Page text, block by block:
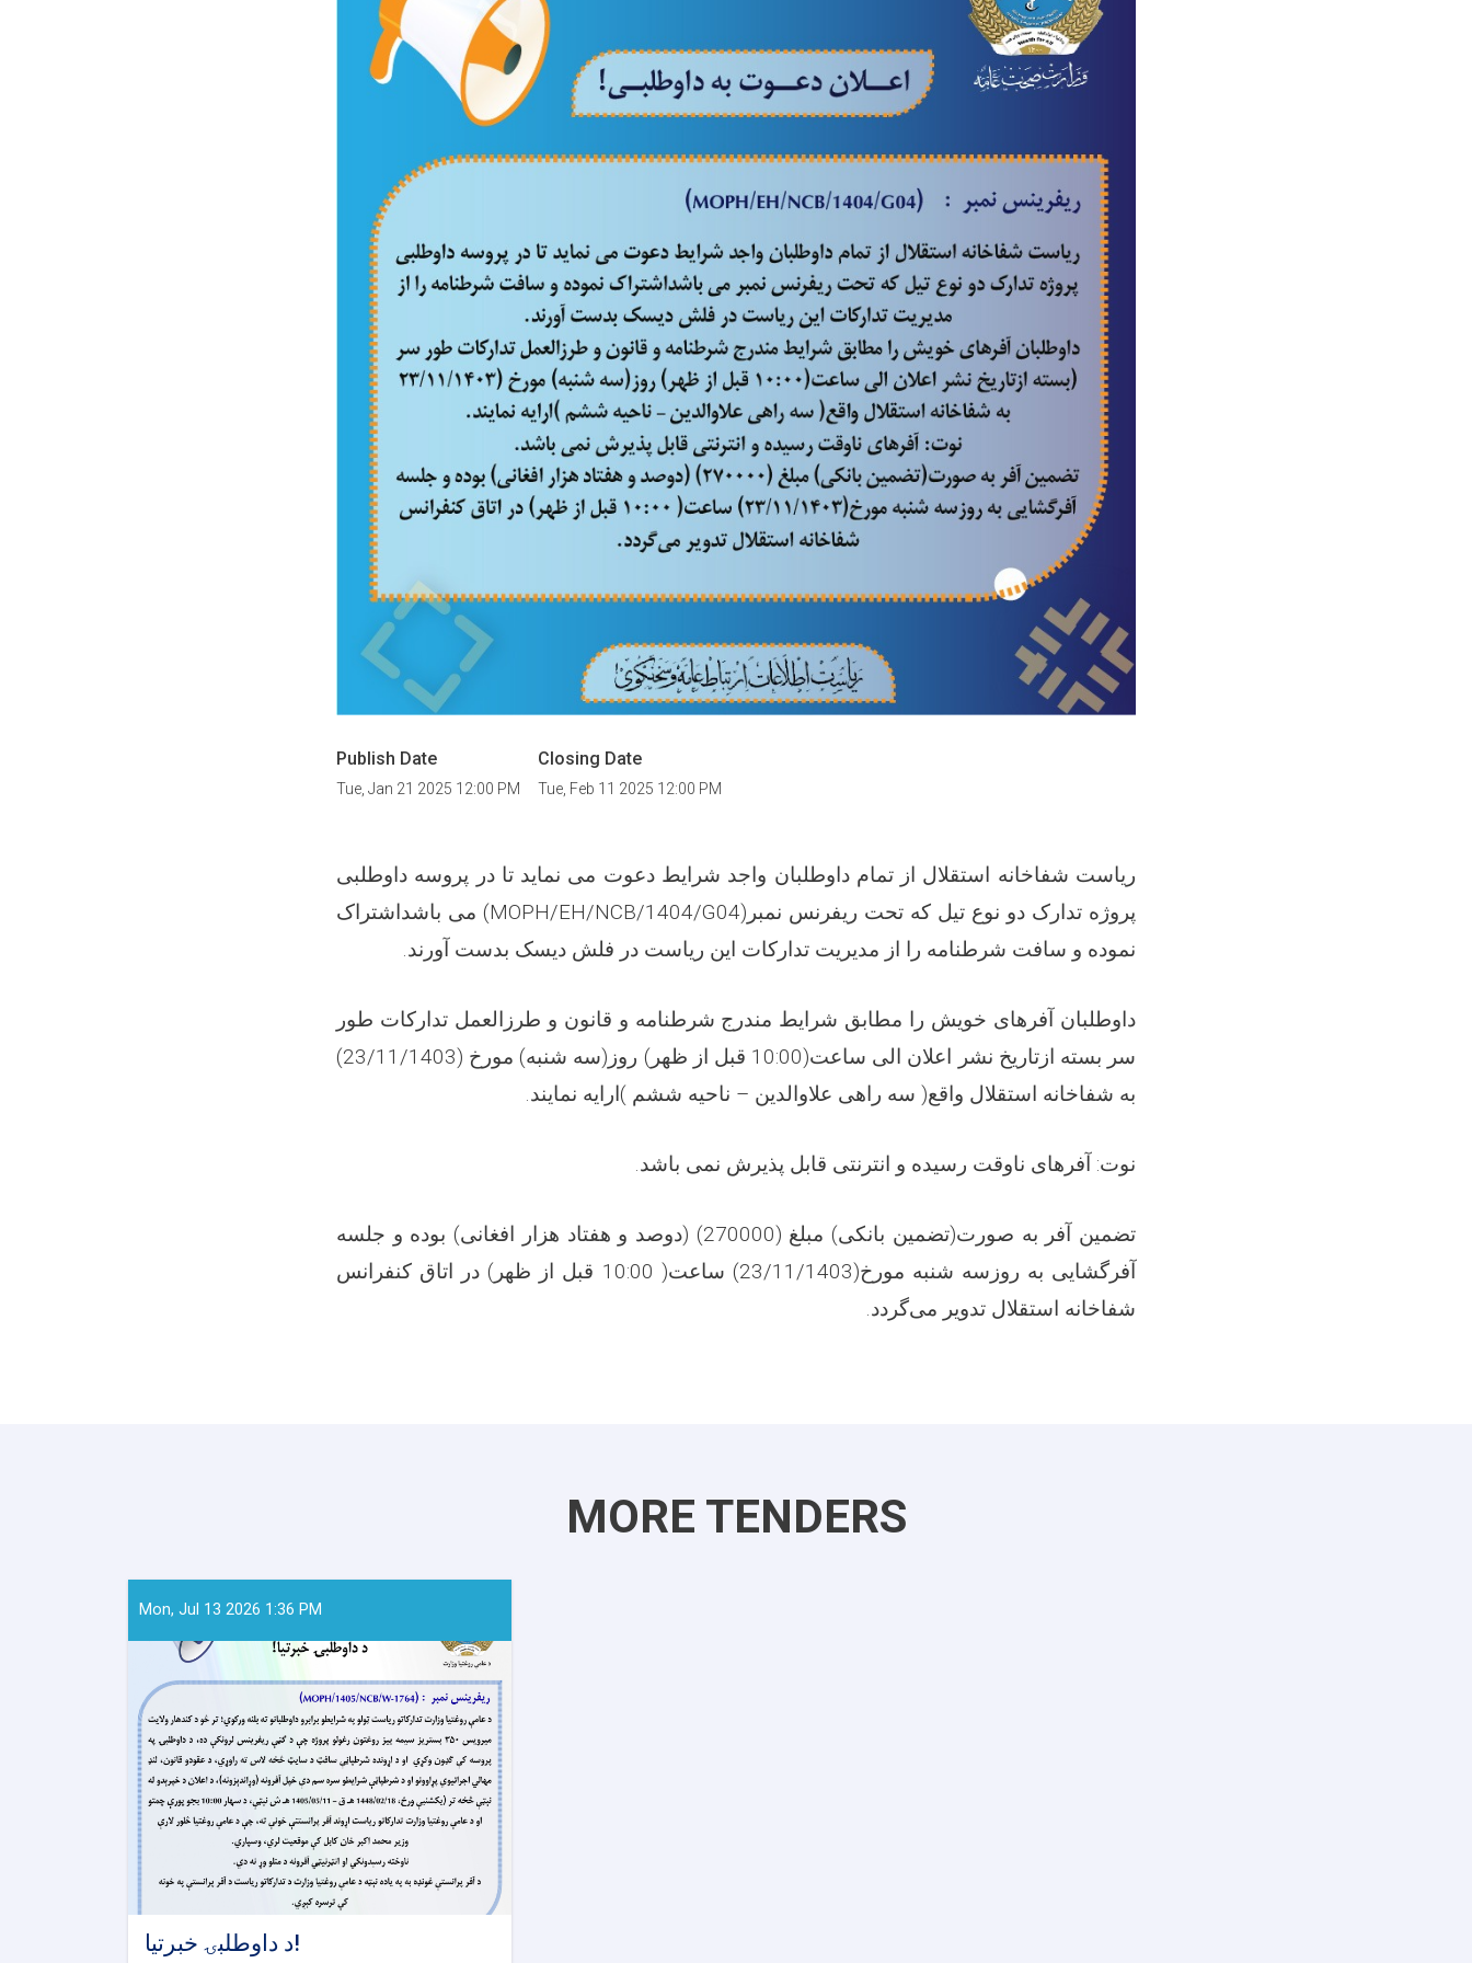
Publish Date
Tue, Jan 21 2025 12:00 PM
Closing Date
Tue, Feb 11 2025 12:00 PM
ریاست شفاخانه استقلال از تمام داوطلبان واجد شرایط دعوت می نماید تا در پروسه داوطلبی
پروژه تدارک دو نوع تیل که تحت ریفرنس نمبر(MOPH/EH/NCB/1404/G04) می باشداشتراک
نموده و سافت شرطنامه را از مدیریت تدارکات این ریاست در فلش دیسک بدست آورند.
داوطلبان آفرهای خویش را مطابق شرایط مندرج شرطنامه و قانون و طرزالعمل تدارکات طور
سر بسته ازتاریخ نشر اعلان الی ساعت(10:00 قبل از ظهر) روز(سه شنبه) مورخ (23/11/1403)
به شفاخانه استقلال واقع( سه راهی علاوالدین – ناحیه ششم )ارایه نمایند.
نوت: آفرهای ناوقت رسیده و انترنتی قابل پذیرش نمی باشد.
تضمین آفر به صورت(تضمین بانکی) مبلغ (270000) (دوصد و هفتاد هزار افغانی) بوده و جلسه
آفرگشایی به روزسه شنبه مورخ(23/11/1403) ساعت( 10:00 قبل از ظهر) در اتاق کنفرانس
شفاخانه استقلال تدویر می‌گردد.
MORE TENDERS
Mon, Jul 13 2026 1:36 PM
د داوطلبۍ خبرتیا!